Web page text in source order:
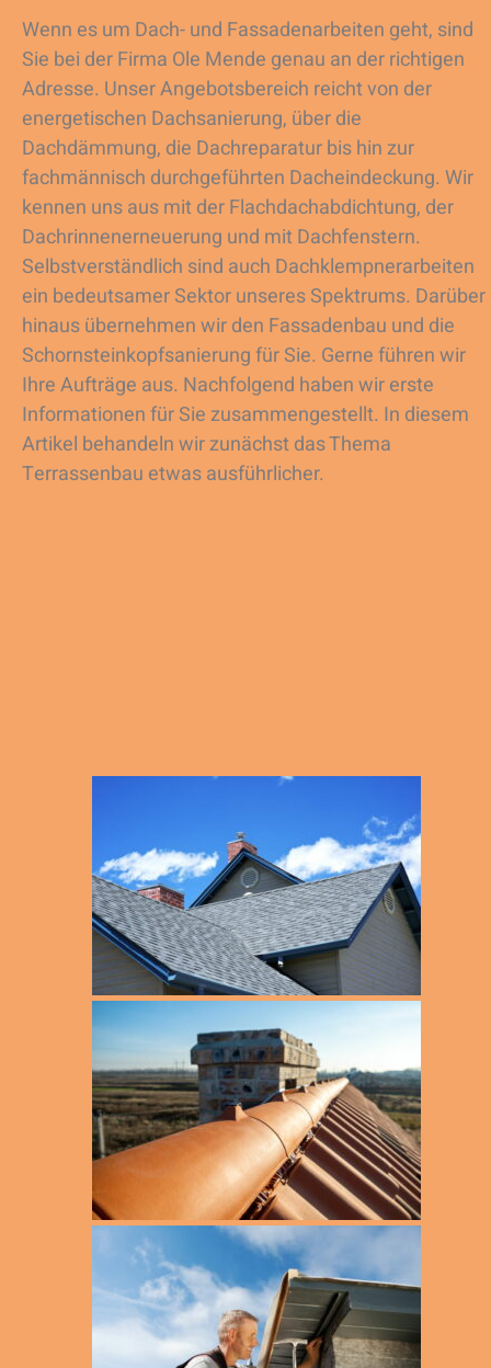
Wenn es um Dach- und Fassadenarbeiten geht, sind
Sie bei der Firma Ole Mende genau an der richtigen
Adresse. Unser Angebotsbereich reicht von der
energetischen Dachsanierung, über die
Dachdämmung, die Dachreparatur bis hin zur
fachmännisch durchgeführten Dacheindeckung. Wir
kennen uns aus mit der Flachdachabdichtung, der
Dachrinnenerneuerung und mit Dachfenstern.
Selbstverständlich sind auch Dachklempnerarbeiten
ein bedeutsamer Sektor unseres Spektrums. Darüber
hinaus übernehmen wir den Fassadenbau und die
Schornsteinkopfsanierung für Sie. Gerne führen wir
Ihre Aufträge aus. Nachfolgend haben wir erste
Informationen für Sie zusammengestellt. In diesem
Artikel behandeln wir zunächst das Thema
Terrassenbau etwas ausführlicher.